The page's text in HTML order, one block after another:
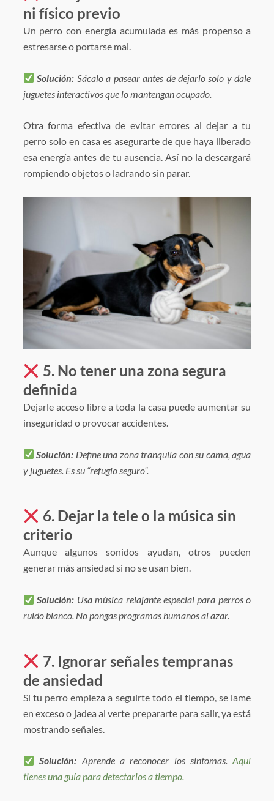
ni físico previo
Un perro con energía acumulada es más propenso a
estresarse o portarse mal.
Solución: Sácalo a pasear antes de dejarlo solo y dale
juguetes interactivos que lo mantengan ocupado.
Otra forma efectiva de evitar errores al dejar a tu
perro solo en casa es asegurarte de que haya liberado
esa energía antes de tu ausencia. Así no la descargará
rompiendo objetos o ladrando sin parar.
5. No tener una zona segura
definida
Dejarle acceso libre a toda la casa puede aumentar su
inseguridad o provocar accidentes.
Solución: Define una zona tranquila con su cama, agua
y juguetes. Es su “refugio seguro”.
6. Dejar la tele o la música sin
criterio
Aunque algunos sonidos ayudan, otros pueden
generar más ansiedad si no se usan bien.
Solución: Usa música relajante especial para perros o
ruido blanco. No pongas programas humanos al azar.
7. Ignorar señales tempranas
de ansiedad
Si tu perro empieza a seguirte todo el tiempo, se lame
en exceso o jadea al verte prepararte para salir, ya está
mostrando señales.
Solución: Aprende a reconocer los síntomas.Aquí
tienes una guía para detectarlos a tiempo.